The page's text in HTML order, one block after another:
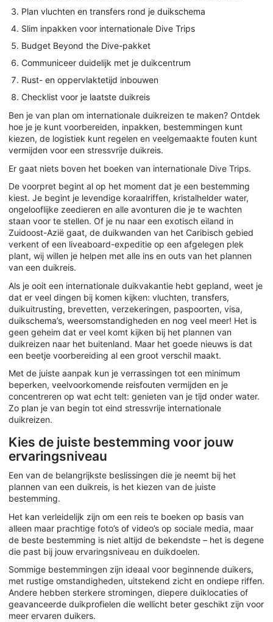
Plan vluchten en transfers rond je duikschema
Slim inpakken voor internationale Dive Trips
Budget Beyond the Dive-pakket
Communiceer duidelijk met je duikcentrum
Rust- en oppervlaktetijd inbouwen
Checklist voor je laatste duikreis
Ben je van plan om internationale duikreizen te maken? Ontdek
hoe je je kunt voorbereiden, inpakken, bestemmingen kunt
kiezen, de logistiek kunt regelen en veelgemaakte fouten kunt
vermijden voor een stressvrije duikreis.
Er gaat niets boven het boeken van internationale Dive Trips.
De voorpret begint al op het moment dat je een bestemming
kiest. Je begint je levendige koraalriffen, kristalhelder water,
ongelooflijke zeedieren en alle avonturen die je te wachten
staan voor te stellen. Of je nu naar een exotisch eiland in
Zuidoost-Azië gaat, de duikwanden van het Caribisch gebied
verkent of een liveaboard-expeditie op een afgelegen plek
plant, wij willen je helpen met alle ins en outs van het plannen
van een duikreis.
Als je ooit een internationale duikvakantie hebt gepland, weet je
dat er veel dingen bij komen kijken: vluchten, transfers,
duikuitrusting, brevetten, verzekeringen, paspoorten, visa,
duikschema’s, weersomstandigheden en nog veel meer! Het is
geen geheim dat er veel komt kijken bij het plannen van
duikreizen naar het buitenland. Maar het goede nieuws is dat
een beetje voorbereiding al een groot verschil maakt.
Met de juiste aanpak kun je verrassingen tot een minimum
beperken, veelvoorkomende reisfouten vermijden en je
concentreren op wat echt telt: genieten van je tijd onder water.
Zo plan je van begin tot eind stressvrije internationale
duikreizen.
Kies de juiste bestemming voor jouw
ervaringsniveau
Een van de belangrijkste beslissingen die je neemt bij het
plannen van een duikreis, is het kiezen van de juiste
bestemming.
Het kan verleidelijk zijn om een reis te boeken op basis van
alleen maar prachtige foto’s of video’s op sociale media, maar
de beste bestemming is niet altijd de bekendste – het is degene
die past bij jouw ervaringsniveau en duikdoelen.
Sommige bestemmingen zijn ideaal voor beginnende duikers,
met rustige omstandigheden, uitstekend zicht en ondiepe riffen.
Andere hebben sterkere stromingen, diepere duiklocaties of
geavanceerde duikprofielen die wellicht beter geschikt zijn voor
meer ervaren duikers.